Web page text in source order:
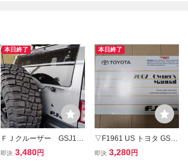
本日終了
ＦＪクルーザー GSJ15
W● バックドア強化 ス
即決 3,480円
本日終了
▽F1961 US トヨタ GSJ1
5W FJクルーザー 取扱説
即決 3,280円